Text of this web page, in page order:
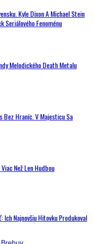
Kyle Dixon A Michael Stein
Seriálového Fenoménu
Melodického Death Metalu
Bez Hraníc. V Majesticu Sa
Než Len Hudbou
Ich Najnovšiu Hitovku Produkoval